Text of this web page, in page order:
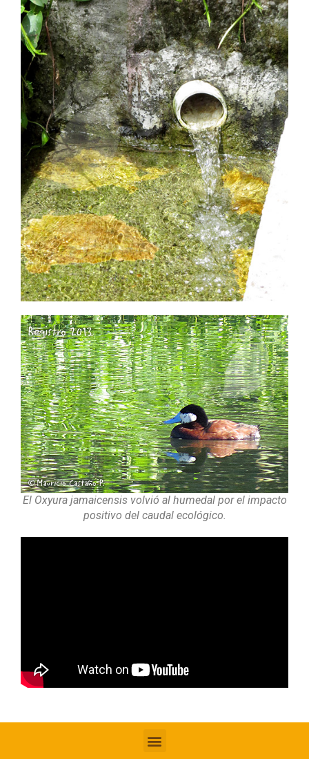
El Oxyura jamaicensis volvió al humedal por el impacto
positivo del caudal ecológico.